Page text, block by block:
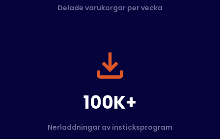
Delade varukorgar per vecka
100K+
Nerladdningar av insticksprogram